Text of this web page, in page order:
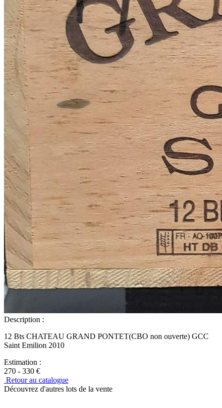
Description :
12 Bts CHATEAU GRAND PONTET(CBO non ouverte) GCC
Saint Emilion 2010
Estimation :
270 - 330 €
Retour au catalogue
Découvrez d'autres lots de la vente